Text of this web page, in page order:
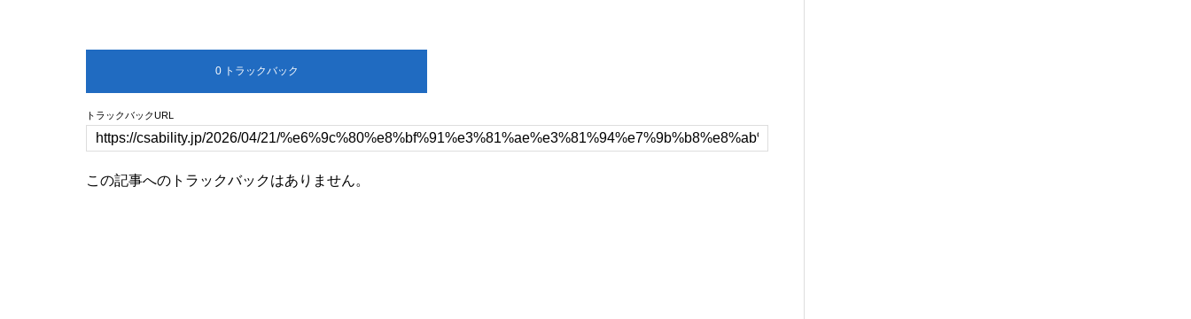
0 トラックバック
トラックバックURL
この記事へのトラックバックはありません。